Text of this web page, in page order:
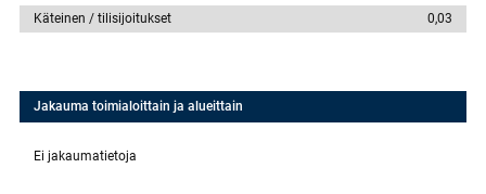
Käteinen / tilisijoitukset
0,03
Jakauma toimialoittain ja alueittain
Ei jakaumatietoja